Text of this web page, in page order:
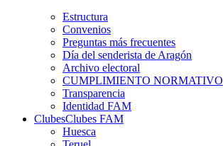
Estructura
Convenios
Preguntas más frecuentes
Día del senderista de Aragón
Archivo electoral
CUMPLIMIENTO NORMATIVO
Transparencia
Identidad FAM
ClubesClubes FAM
Huesca